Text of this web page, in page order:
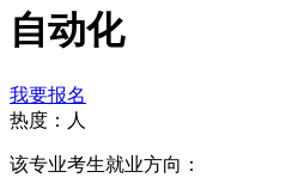
自动化
我要报名
热度： 人
该专业考生就业方向：